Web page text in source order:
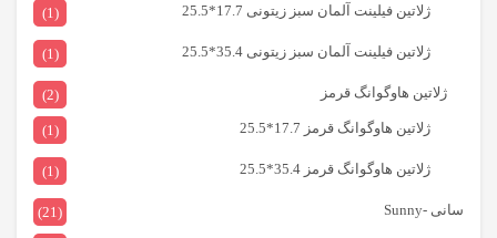
ژلاتین فیلینت آلمان سبز زیتونی 17.7*25.5
(1)
ژلاتین فیلینت آلمان سبز زیتونی 35.4*25.5 (1)
ژلاتین هاوگوانگ قرمز
(2)
ژلاتین هاوگوانگ قرمز 17.7*25.5
(1)
ژلاتین هاوگوانگ قرمز 35.4*25.5 (1)
سانی -Sunny
(21)